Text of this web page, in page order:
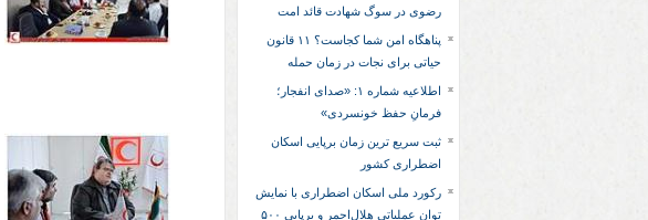
رضوی در سوگ شهادت قائد امت
پناهگاه امن شما کجاست؟ ۱۱ قانون
حیاتی برای نجات در زمان حمله
اطلاعیه شماره ۱: «صدای انفجار؛
فرمانِ حفظ خونسردی»
ثبت سریع‌ ترین زمان برپایی اسکان
اضطراری کشور
رکورد ملی اسکان اضطراری با نمایش
توان عملیاتی هلال‌احمر و برپایی ۵۰۰